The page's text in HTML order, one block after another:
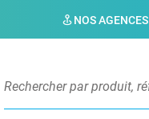
NOS AGENCES